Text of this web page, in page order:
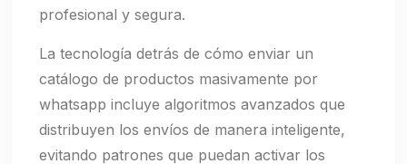
profesional y segura.
La tecnología detrás de cómo enviar un
catálogo de productos masivamente por
whatsapp incluye algoritmos avanzados que
distribuyen los envíos de manera inteligente,
evitando patrones que puedan activar los